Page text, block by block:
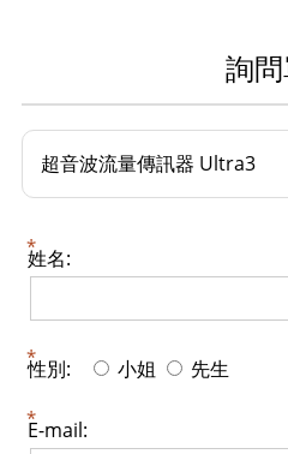
詢
超音波流量傳訊器 Ultra3
姓名:
性別: 小姐 先生
E-mail: